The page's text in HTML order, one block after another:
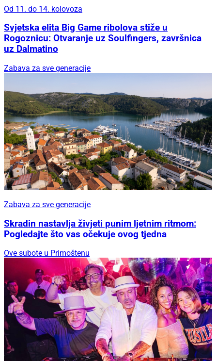
Svjetska elita Big Game ribolova stiže u
uz Dalmatino
Zabava za sve generacije
Zabava za sve generacije
Skradin nastavlja živjeti punim ljetnim ritmom:
Ove subote u Primoštenu